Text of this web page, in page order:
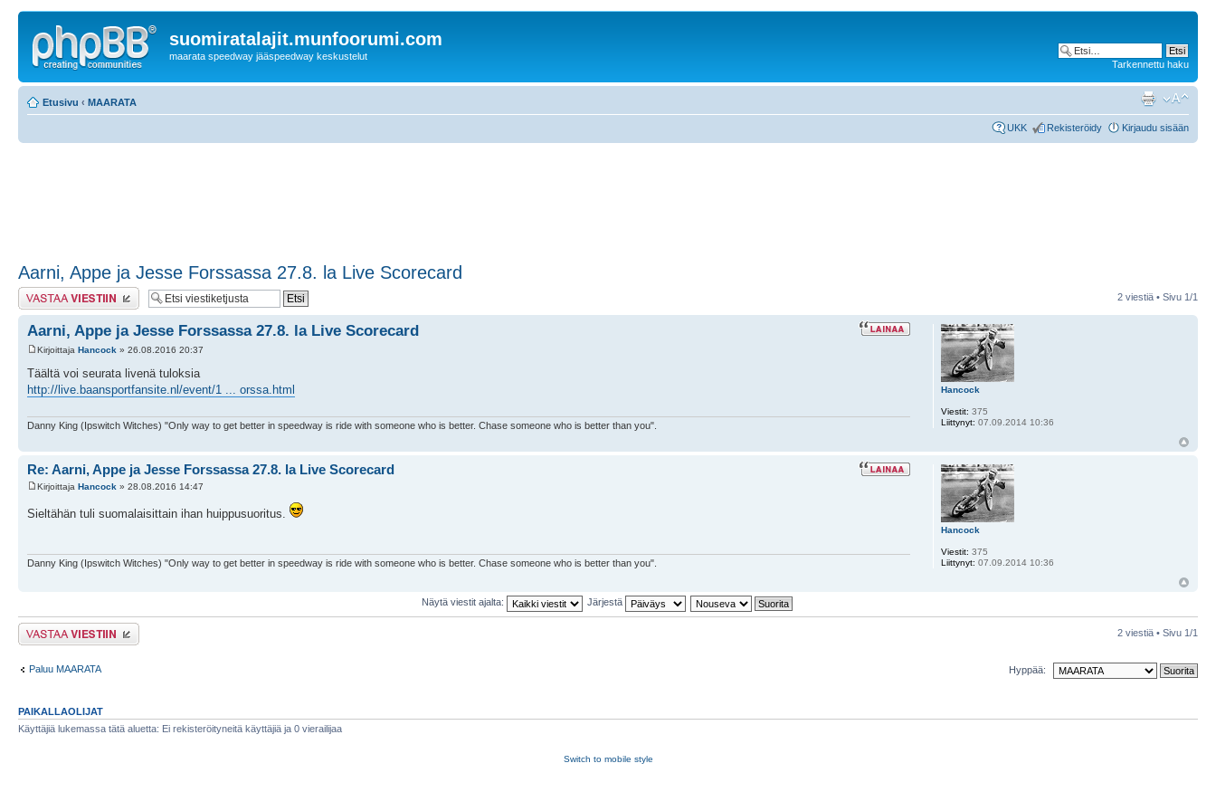
suomiratalajit.munfoorumi.com
maarata speedway jääspeedway keskustelut
Tarkennettu haku
Etusivu ‹ MAARATA
UKK Rekisteröidy Kirjaudu sisään
Aarni, Appe ja Jesse Forssassa 27.8. la Live Scorecard
Lähetä vastaus 2 viestiä • Sivu 1/1
Aarni, Appe ja Jesse Forssassa 27.8. la Live Scorecard
Kirjoittaja Hancock » 26.08.2016 20:37
Täältä voi seurata livenä tuloksia
http://live.baansportfansite.nl/event/1 ... orssa.html
Danny King (Ipswitch Witches) "Only way to get better in speedway is ride with someone who is better. Chase someone who is better than you".
Hancock
Viestit: 375
Liittynyt: 07.09.2014 10:36
Re: Aarni, Appe ja Jesse Forssassa 27.8. la Live Scorecard
Kirjoittaja Hancock » 28.08.2016 14:47
Sieltähän tuli suomalaisittain ihan huippusuoritus.
Danny King (Ipswitch Witches) "Only way to get better in speedway is ride with someone who is better. Chase someone who is better than you".
Hancock
Viestit: 375
Liittynyt: 07.09.2014 10:36
Näytä viestit ajalta: Järjestä
Lähetä vastaus 2 viestiä • Sivu 1/1
Paluu MAARATA Hyppää:
PAIKALLAOLIJAT
Käyttäjiä lukemassa tätä aluetta: Ei rekisteröityneitä käyttäjiä ja 0 vierailijaa
Switch to mobile style